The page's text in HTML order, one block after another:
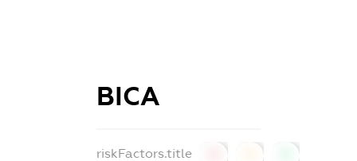
ВІСА
riskFactors.title